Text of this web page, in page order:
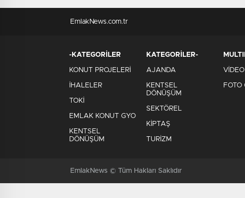
EmlakNews.com.tr
-KATEGORİLER
KONUT PROJELERİ
İHALELER
TOKİ
EMLAK KONUT GYO
KENTSEL
DÖNÜŞÜM
KATEGORİLER-
AJANDA
KENTSEL
DÖNÜŞÜM
SEKTÖREL
KİPTAŞ
TURİZM
VİDEO
FOTO
EmlakNews © Tüm Hakları Saklıdır